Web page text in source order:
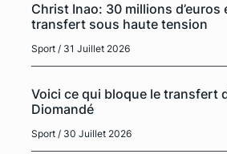
Christ Inao: 30 millions d’euros
transfert sous haute tension
Sport / 31 Juillet 2026
Voici ce qui bloque le transfert
Diomandé
Sport / 30 Juillet 2026